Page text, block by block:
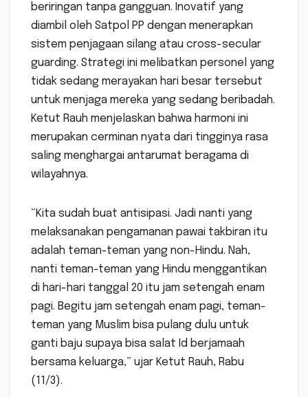
beriringan tanpa gangguan. Inovatif yang
diambil oleh Satpol PP dengan menerapkan
sistem penjagaan silang atau cross-secular
guarding. Strategi ini melibatkan personel yang
tidak sedang merayakan hari besar tersebut
untuk menjaga mereka yang sedang beribadah.
Ketut Rauh menjelaskan bahwa harmoni ini
merupakan cerminan nyata dari tingginya rasa
saling menghargai antarumat beragama di
wilayahnya.
“Kita sudah buat antisipasi. Jadi nanti yang
melaksanakan pengamanan pawai takbiran itu
adalah teman-teman yang non-Hindu. Nah,
nanti teman-teman yang Hindu menggantikan
di hari-hari tanggal 20 itu jam setengah enam
pagi. Begitu jam setengah enam pagi, teman-
teman yang Muslim bisa pulang dulu untuk
ganti baju supaya bisa salat Id berjamaah
bersama keluarga,” ujar Ketut Rauh, Rabu
(11/3).